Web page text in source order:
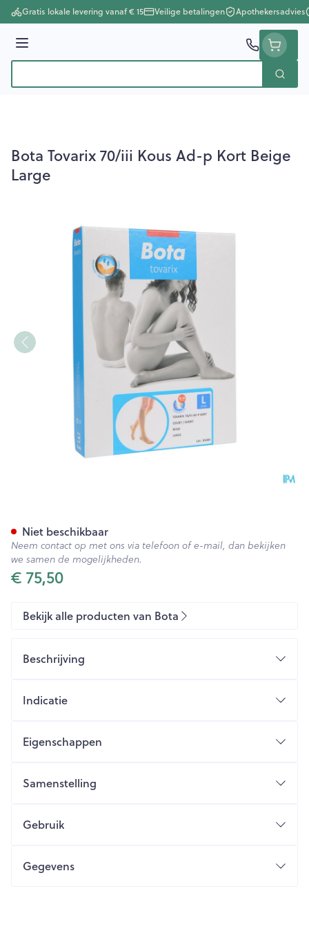
Ga naar de inhoud
Gratis lokale levering vanaf € 15 Veilige betalingen Apothekersadvies
Menu
Zoek
Bota Tovarix 70/iii Kous Ad-p Kort Beige
Large
€ 75,50
Niet beschikbaar
Neem contact op met ons via telefoon of e-mail, dan bekijken
we samen de mogelijkheden.
Bekijk alle producten van Bota
Beschrijving
Indicatie
Eigenschappen
Samenstelling
Gebruik
Gegevens